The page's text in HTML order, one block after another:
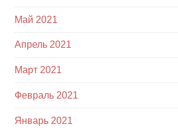
Май 2021
Апрель 2021
Март 2021
Февраль 2021
Январь 2021